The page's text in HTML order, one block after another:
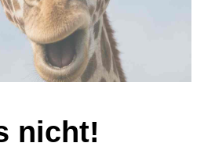
nicht!